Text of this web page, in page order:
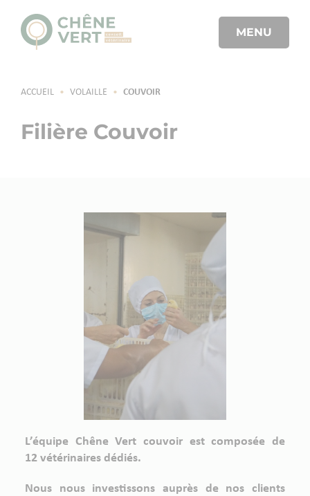
MENU
ACCUEIL • VOLAILLE • COUVOIR
Filière Couvoir
L’équipe Chêne Vert couvoir est composée de
12 vétérinaires dédiés.
Nous nous investissons auprès de nos clients